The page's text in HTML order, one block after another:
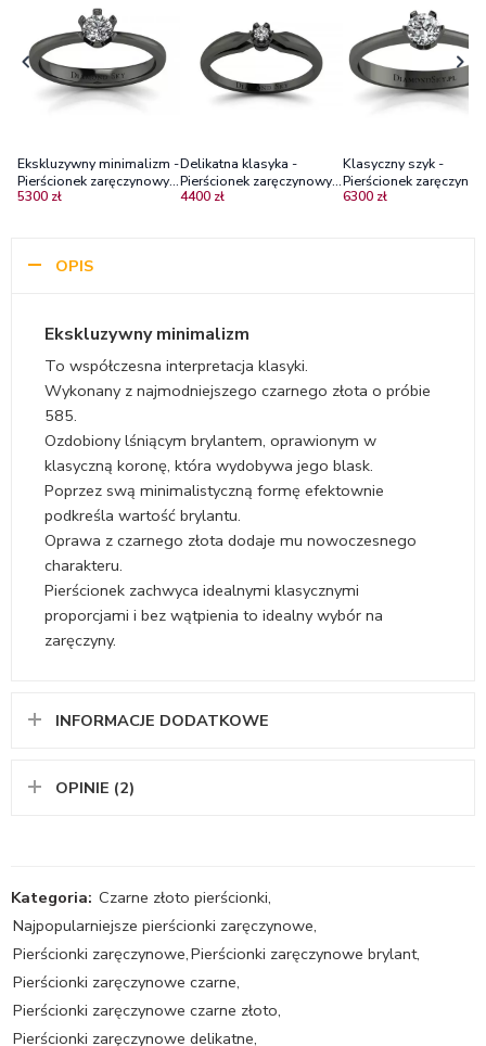
Ekskluzywny minimalizm -
Pierścionek zaręczynowy z
czarnego złota z
5300 zł
Delikatna klasyka -
Pierścionek zaręczynowy z
czarnego złota z
4400 zł
Klasyczny szyk -
Pierścionek
czarnego złota z
6300 zł
OPIS
Ekskluzywny minimalizm
To współczesna interpretacja klasyki.
Wykonany z najmodniejszego czarnego złota o próbie
585.
Ozdobiony lśniącym brylantem, oprawionym w
klasyczną koronę, która wydobywa jego blask.
Poprzez swą minimalistyczną formę efektownie
podkreśla wartość brylantu.
Oprawa z czarnego złota dodaje mu nowoczesnego
charakteru.
Pierścionek zachwyca idealnymi klasycznymi
proporcjami i bez wątpienia to idealny wybór na
zaręczyny.
INFORMACJE DODATKOWE
OPINIE (2)
Kategoria: Czarne złoto pierścionki,
Najpopularniejsze pierścionki zaręczynowe,
Pierścionki zaręczynowe,Pierścionki zaręczynowe brylant,
Pierścionki zaręczynowe czarne,
Pierścionki zaręczynowe czarne złoto,
Pierścionki zaręczynowe delikatne,